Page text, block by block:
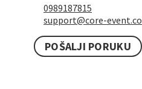
0989187815
support@core-event.co
POŠALJI PORUKU